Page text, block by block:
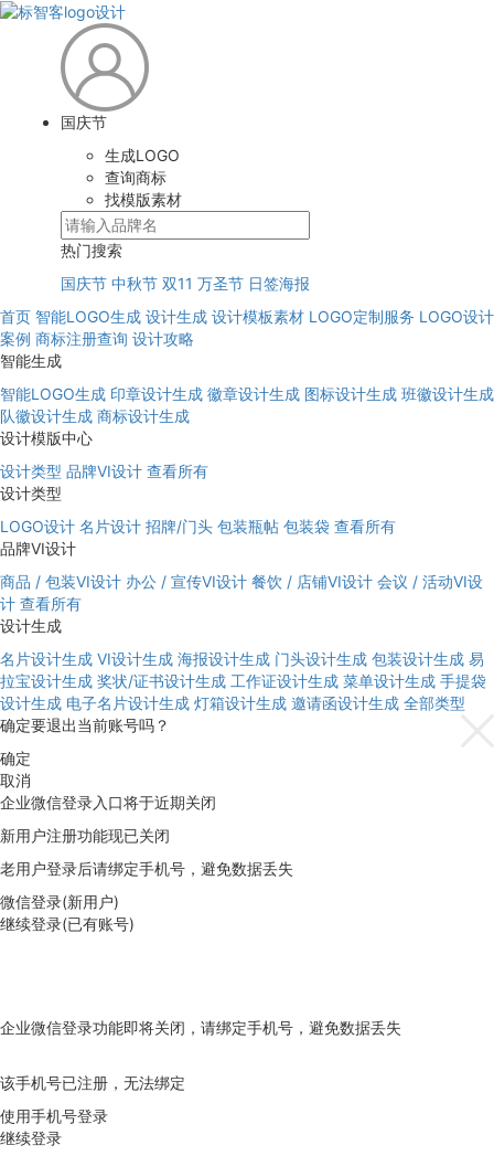
国庆节
生成LOGO
查询商标
找模版素材
热门搜索
国庆节 中秋节 双11 万圣节 日签海报
首页 智能LOGO生成 设计生成 设计模板素材 LOGO定制服务 LOGO设计
案例 商标注册查询 设计攻略
智能生成
智能LOGO生成 印章设计生成 徽章设计生成 图标设计生成 班徽设计生成
队徽设计生成 商标设计生成
设计模版中心
设计类型 品牌VI设计 查看所有
设计类型
LOGO设计 名片设计 招牌/门头 包装瓶帖 包装袋 查看所有
品牌VI设计
商品 / 包装VI设计 办公 / 宣传VI设计 餐饮 / 店铺VI设计 会议 / 活动VI设
计 查看所有
设计生成
名片设计生成 VI设计生成 海报设计生成 门头设计生成 包装设计生成 易
拉宝设计生成 奖状/证书设计生成 工作证设计生成 菜单设计生成 手提袋
设计生成 电子名片设计生成 灯箱设计生成 邀请函设计生成 全部类型
确定要退出当前账号吗？
确定
取消
企业微信登录入口将于近期关闭
新用户注册功能现已关闭
老用户登录后请绑定手机号，避免数据丢失
微信登录(新用户)
继续登录(已有账号)
企业微信登录功能即将关闭，请绑定手机号，避免数据丢失
该手机号已注册，无法绑定
使用手机号登录
继续登录